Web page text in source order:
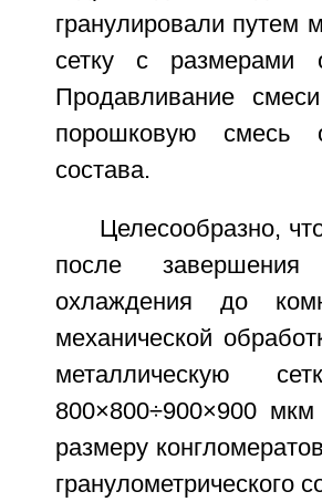
гранулировали путем
сетку с размерами
Продавливание
порошковую смесь
состава.
Целесообразно,
после
охлаждения до
механической
металлическую
800×800÷900×900
размеру
гранулометрического